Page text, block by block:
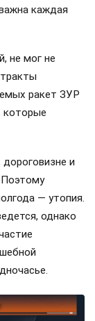
каждая
не мог не
ракет ЗУР
которые
и
Поэтому
— утопия.
однако